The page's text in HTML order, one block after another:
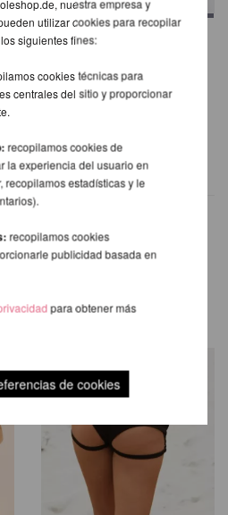
Lure You High Waist
Lunalae
39,66 EUR
DE LA
nuestra empresa y
utilizar cookies para recopilar
siguientes fines:
cookies técnicas para
centrales del sitio y proporcionar
recopilamos cookies de
la experiencia del usuario en
recopilamos estadísticas y le
recopilamos cookies
publicidad basada en
para obtener más
de cookies